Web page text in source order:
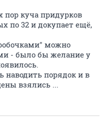
пор куча придурков
по 32 и докупает ещё,
можно
- было бы желание у
наводить порядок и в
взялись ...